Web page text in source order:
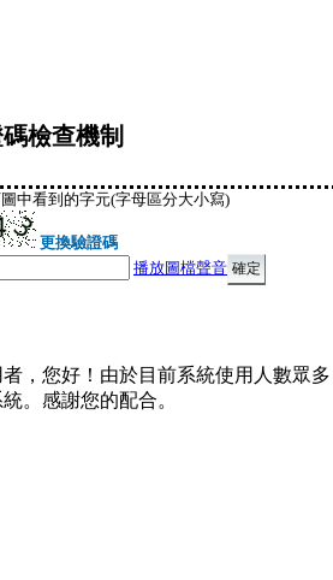
檢查機制
中看到的字元(字母區分大小寫)
更換驗證碼
播放圖檔聲音
，您好！由於目前系統使用人數眾
。感謝您的配合。